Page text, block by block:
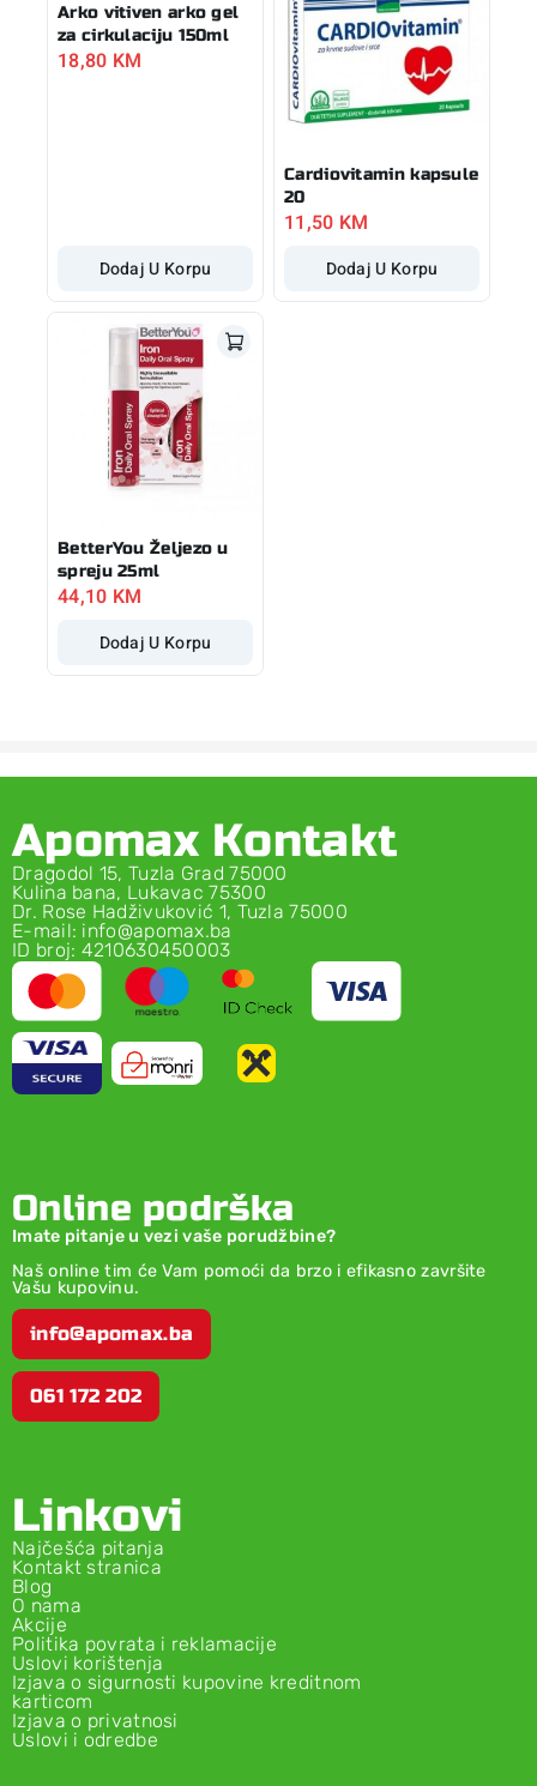
Arko vitiven arko gel
za cirkulaciju 150ml
18,80 KM
Dodaj U Korpu
Cardiovitamin kapsule
20
11,50 KM
Dodaj U Korpu
BetterYou Željezo u
spreju 25ml
44,10 KM
Dodaj U Korpu
Apomax Kontakt
Dragodol 15, Tuzla Grad 75000
Kulina bana, Lukavac 75300
Dr. Rose Hadživuković 1, Tuzla 75000
E-mail: info@apomax.ba
ID broj: 4210630450003
Online podrška
Imate pitanje u vezi vaše porudžbine?
Naš online tim će Vam pomoći da brzo i efikasno završite
Vašu kupovinu.
info@apomax.ba
061 172 202
Linkovi
Najčešća pitanja
Kontakt stranica
Blog
O nama
Akcije
Politika povrata i reklamacije
Uslovi korištenja
Izjava o sigurnosti kupovine kreditnom
karticom
Izjava o privatnosi
Uslovi i odredbe